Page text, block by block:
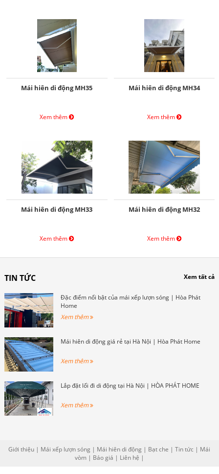
Mái hiên di động MH35
Xem thêm
Mái hiên di động MH34
Xem thêm
Mái hiên di động MH33
Xem thêm
Mái hiên di động MH32
Xem thêm
TIN TỨC Xem tất cả
Đặc điểm nổi bật của mái xếp lượn sóng | Hòa Phát
Home
Xem thêm
Mái hiên di động giá rẻ tại Hà Nội | Hòa Phát Home
Xem thêm
Lắp đặt lối đi di động tại Hà Nội | HÒA PHÁT HOME
Xem thêm
Giới thiệu | Mái xếp lượn sóng | Mái hiên di động | Bạt che |Tin tức | Mái
vòm| Báo giá | Liên hệ |